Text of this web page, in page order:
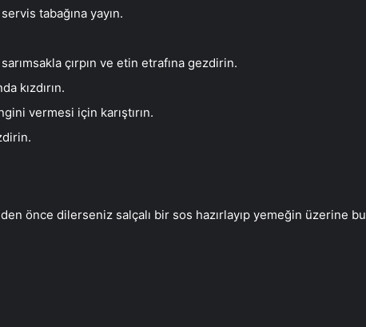
tabağına yayın.
çırpın ve etin etrafına gezdirin.
kızdırın.
vermesi için karıştırın.
önce dilerseniz salçalı bir sos hazırlayıp yemeğin üzerine bu